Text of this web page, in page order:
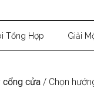
Tổng Hợp Giải
cổng cửa / Chọn